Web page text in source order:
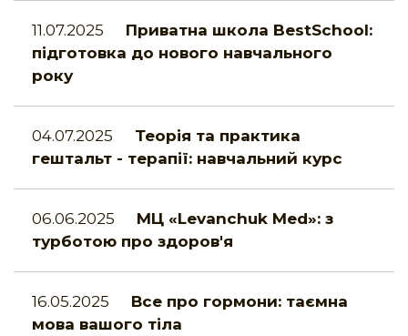
11.07.2025
Приватна школа BestSchool:
підготовка до нового навчального
року
04.07.2025
Теорія та практика
гештальт - терапії: навчальний курс
06.06.2025
МЦ «Levanchuk Med»: з
турботою про здоров'я
16.05.2025
Все про гормони: таємна
мова вашого тіла